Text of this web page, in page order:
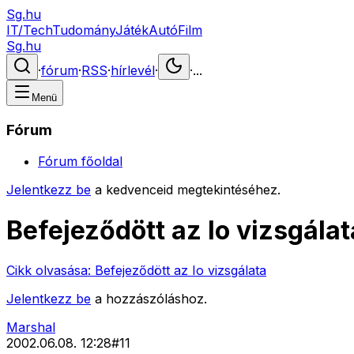
Sg.hu
IT/TechTudományJátékAutóFilm
Sg.hu
·fórum·RSS·hírlevél· ·...
Menü
Fórum
Fórum főoldal
Jelentkezz be a kedvenceid megtekintéséhez.
Befejeződött az Io
Cikk olvasása: Befejeződött az Io vizsgálata
Jelentkezz be a hozzászóláshoz.
Marshal
2002.06.08. 12:28#11